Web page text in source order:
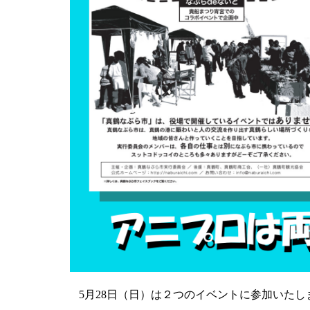
5月28日（日）は２つのイベントに参加いたし